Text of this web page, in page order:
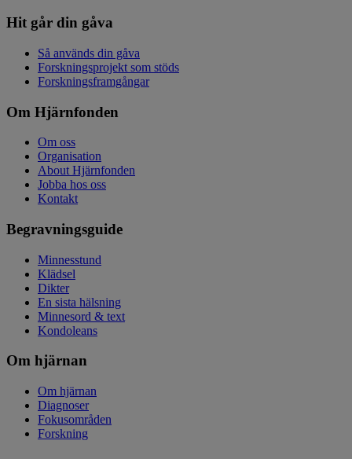
Hit går din gåva
Så används din gåva
Forskningsprojekt som stöds
Forskningsframgångar
Om Hjärnfonden
Om oss
Organisation
About Hjärnfonden
Jobba hos oss
Kontakt
Begravningsguide
Minnesstund
Klädsel
Dikter
En sista hälsning
Minnesord & text
Kondoleans
Om hjärnan
Om hjärnan
Diagnoser
Fokusområden
Forskning